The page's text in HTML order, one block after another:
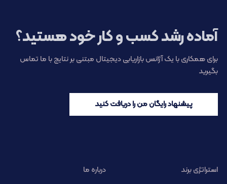
آماده رشد کسب و کار خود هستید؟
برای همکاری با یک آژانس بازاریابی دیجیتال مبتنی بر نتایج با ما تماس
بگیرید
پیشنهاد رایگان من را دریافت کنید
استراتژی برند
درباره ما